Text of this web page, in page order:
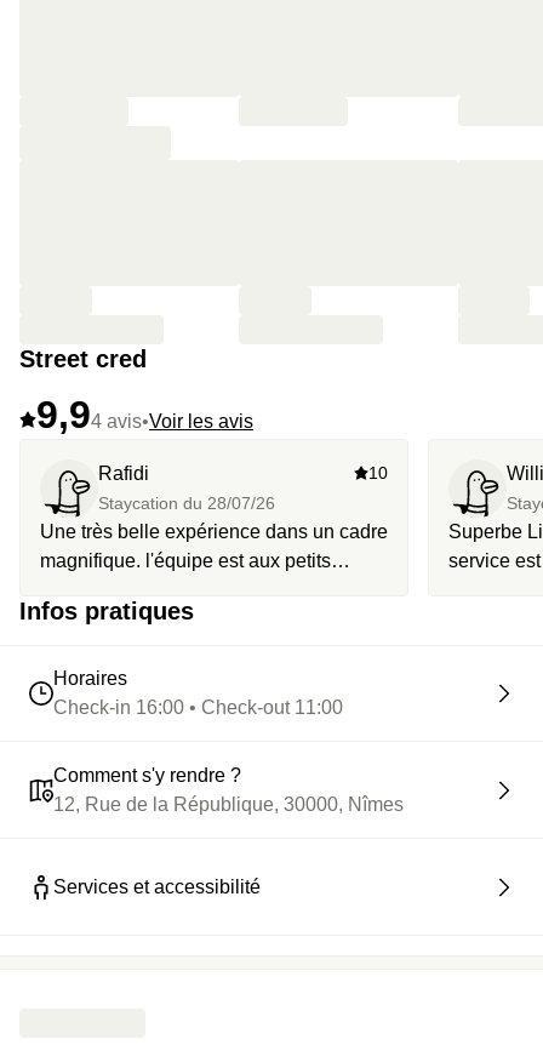
Street cred
9,94 avis•Voir les avis
Rafidi
Staycation du 28/07/26
10
Une très belle expérience dans un cadre
magnifique. l'équipe est aux petits
Superbe
service
Infos pratiques
Horaires
Check-in 16:00 • Check-out 11:00
Comment s'y rendre ?
12, Rue de la République, 30000, Nîmes
Services et accessibilité